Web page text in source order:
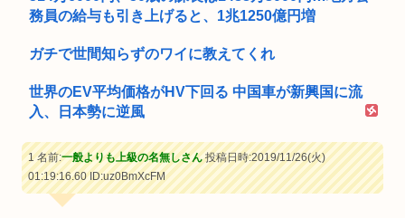
務員の給与も引き上げると、1兆1250億円増
ガチで世間知らずのワイに教えてくれ
世界のEV平均価格がHV下回る 中国車が新興国に流
入、日本勢に逆風
1 名前:一般よりも上級の名無しさん投稿日時:2019/11/26(火)
01:19:16.60ID:uz0BmXcFM